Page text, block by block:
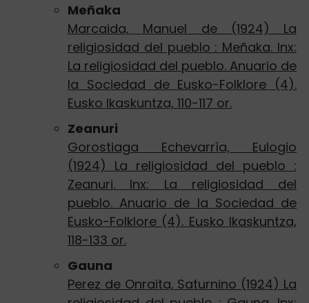
Meñaka
Marcaida, Manuel de (1924) La
religiosidad del pueblo : Meñaka. Inx:
La religiosidad del pueblo. Anuario de
la Sociedad de Eusko-Folklore (4).
Eusko Ikaskuntza, 110-117 or.
Zeanuri
Gorostiaga Echevarría, Eulogio
(1924) La religiosidad del pueblo :
Zeanuri. Inx: La religiosidad del
pueblo. Anuario de la Sociedad de
Eusko-Folklore (4). Eusko Ikaskuntza,
118-133 or.
Gauna
Perez de Onraita, Saturnino (1924) La